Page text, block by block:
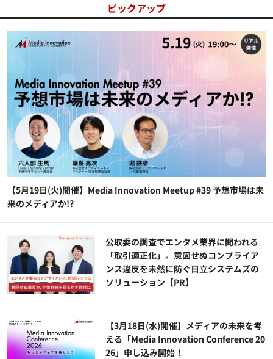
ピックアップ
【5月19日(火)開催】Media Innovation Meetup #39 予想市場は未
来のメディアか!?
公​​取委の調査でエンタメ業界に問われる
「取引適正化」。意図せぬコンプライア
ンス違反を未然に防ぐ日立システムズの
ソリューション​【PR】
【3月18日(水)開催】メディアの未来を考
える「Media Innovation Conference 20
26」申し込み開始！